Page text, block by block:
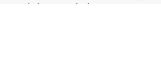
continúa preparándose para